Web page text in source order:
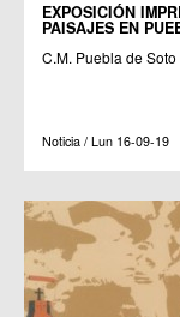
EXPOSICIÓN
PAISAJES EN
C.M. Puebla de Soto
Noticia / Lun 16-09-19